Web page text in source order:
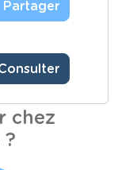
Partager
chez
?